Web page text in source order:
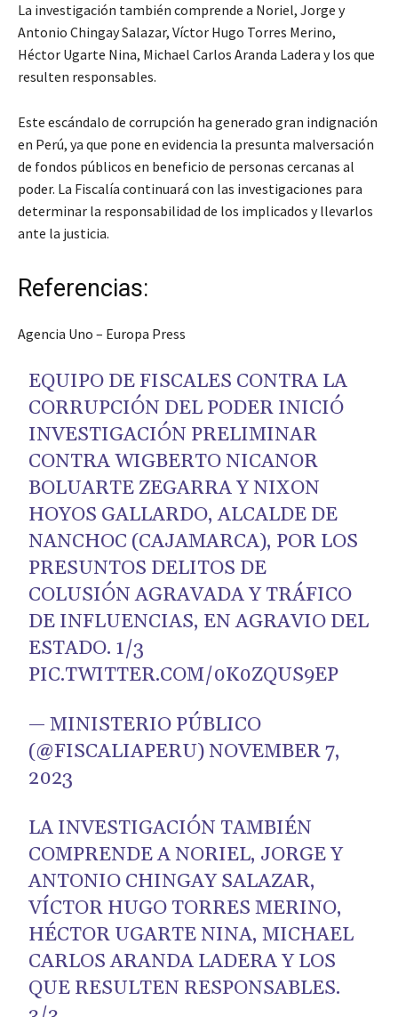
La investigación también comprende a Noriel, Jorge y
Antonio Chingay Salazar, Víctor Hugo Torres Merino,
Héctor Ugarte Nina, Michael Carlos Aranda Ladera y los que
resulten responsables.
Este escándalo de corrupción ha generado gran indignación
en Perú, ya que pone en evidencia la presunta malversación
de fondos públicos en beneficio de personas cercanas al
poder. La Fiscalía continuará con las investigaciones para
determinar la responsabilidad de los implicados y llevarlos
ante la justicia.
Referencias:
Agencia Uno – Europa Press
EQUIPO DE FISCALES CONTRA LA
CORRUPCIÓN DEL PODER INICIÓ
INVESTIGACIÓN PRELIMINAR
CONTRA WIGBERTO NICANOR
BOLUARTE ZEGARRA Y NIXON
HOYOS GALLARDO, ALCALDE DE
NANCHOC (CAJAMARCA), POR LOS
PRESUNTOS DELITOS DE
COLUSIÓN AGRAVADA Y TRÁFICO
DE INFLUENCIAS, EN AGRAVIO DEL
ESTADO. 1/3
PIC.TWITTER.COM/0K0ZQUS9EP
— MINISTERIO PÚBLICO
(@FISCALIAPERU)NOVEMBER 7,
2023
LA INVESTIGACIÓN TAMBIÉN
COMPRENDE A NORIEL, JORGE Y
ANTONIO CHINGAY SALAZAR,
VÍCTOR HUGO TORRES MERINO,
HÉCTOR UGARTE NINA, MICHAEL
CARLOS ARANDA LADERA Y LOS
QUE RESULTEN RESPONSABLES.